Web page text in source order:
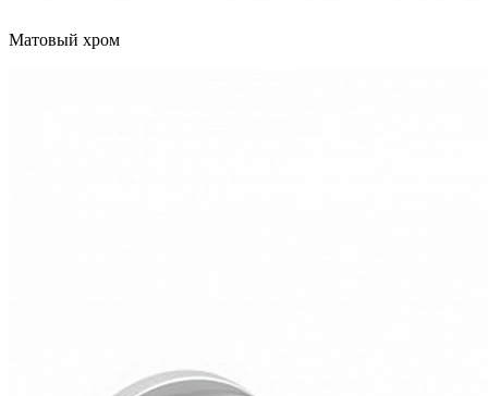
Матовый хром